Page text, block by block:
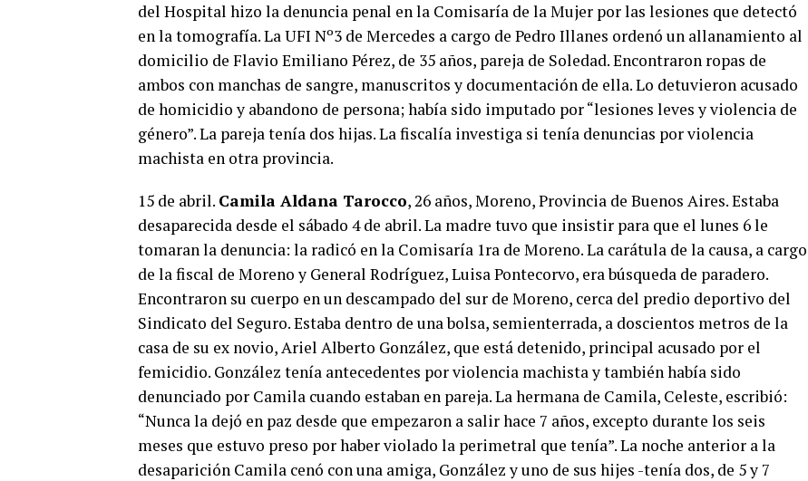
del Hospital hizo la denuncia penal en la Comisaría de la Mujer por las lesiones que detectó
en la tomografía. La UFI Nº3 de Mercedes a cargo de Pedro Illanes ordenó un allanamiento al
domicilio de Flavio Emiliano Pérez, de 35 años, pareja de Soledad. Encontraron ropas de
ambos con manchas de sangre, manuscritos y documentación de ella. Lo detuvieron acusado
de homicidio y abandono de persona; había sido imputado por “lesiones leves y violencia de
género”. La pareja tenía dos hijas. La fiscalía investiga si tenía denuncias por violencia
machista en otra provincia.
15 de abril. Camila Aldana Tarocco, 26 años, Moreno, Provincia de Buenos Aires. Estaba
desaparecida desde el sábado 4 de abril. La madre tuvo que insistir para que el lunes 6 le
tomaran la denuncia: la radicó en la Comisaría 1ra de Moreno. La carátula de la causa, a cargo
de la fiscal de Moreno y General Rodríguez, Luisa Pontecorvo, era búsqueda de paradero.
Encontraron su cuerpo en un descampado del sur de Moreno, cerca del predio deportivo del
Sindicato del Seguro. Estaba dentro de una bolsa, semienterrada, a doscientos metros de la
casa de su ex novio, Ariel Alberto González, que está detenido, principal acusado por el
femicidio. González tenía antecedentes por violencia machista y también había sido
denunciado por Camila cuando estaban en pareja. La hermana de Camila, Celeste, escribió:
“Nunca la dejó en paz desde que empezaron a salir hace 7 años, excepto durante los seis
meses que estuvo preso por haber violado la perimetral que tenía”. La noche anterior a la
desaparición Camila cenó con una amiga, González y uno de sus hijes -tenía dos, de 5 y 7